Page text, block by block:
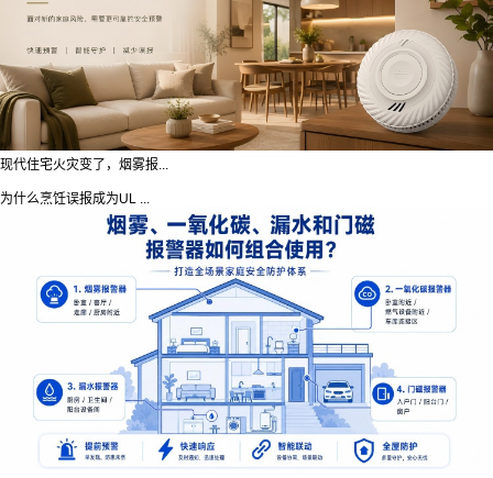
现代住宅火灾变了，烟雾报...
为什么烹饪误报成为UL ...